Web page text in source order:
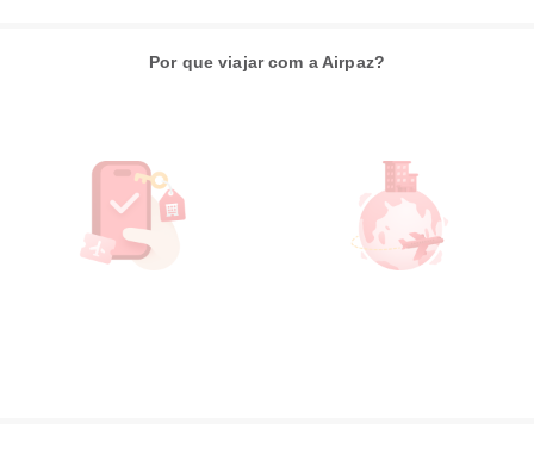
Por que viajar com a Airpaz?